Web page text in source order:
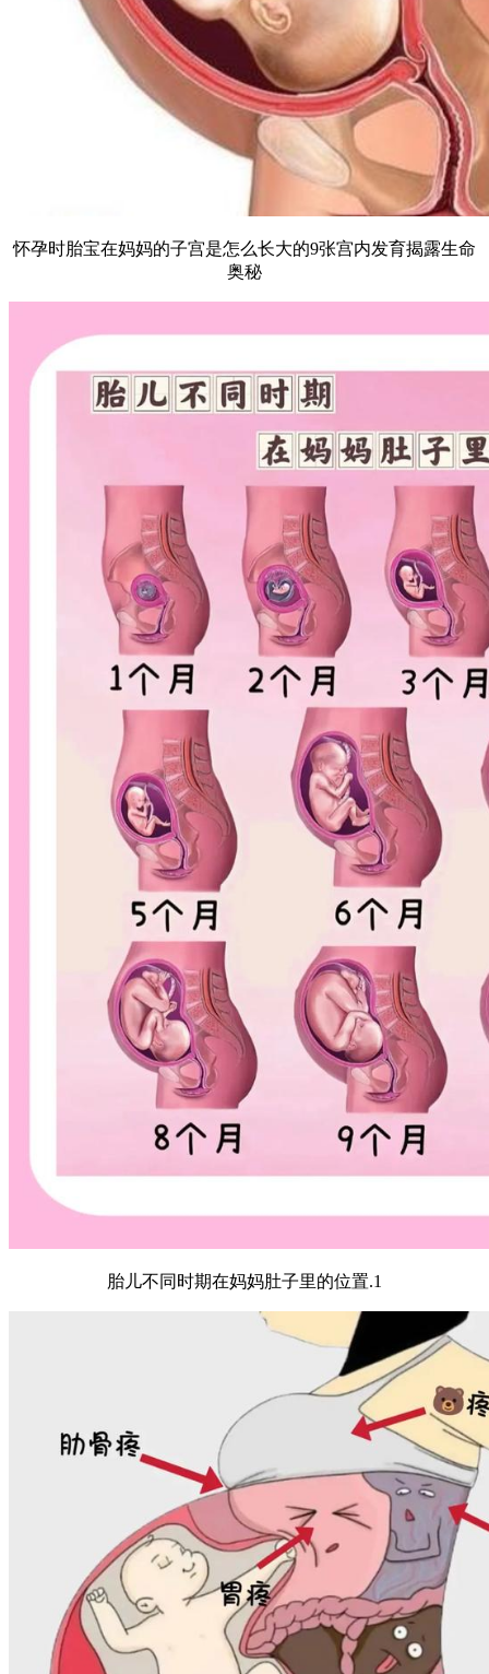
怀孕时胎宝在妈妈的子宫是怎么长大的9张宫内发育揭露生命
奥秘
胎儿不同时期在妈妈肚子里的位置.1